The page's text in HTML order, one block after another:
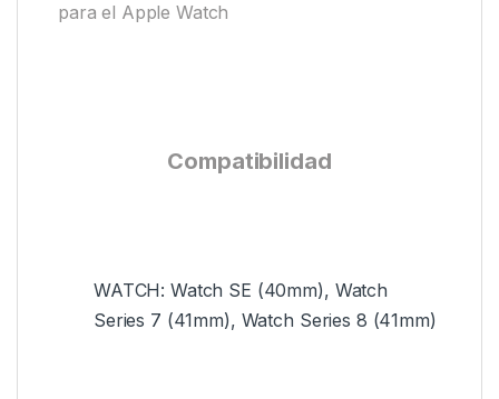
para el Apple Watch
Compatibilidad
WATCH: Watch SE (40mm), Watch
Series 7 (41mm), Watch Series 8 (41mm)